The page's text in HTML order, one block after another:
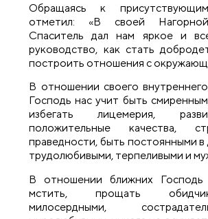
Обращаясь к
отметил: «В своей
Спаситель дал нам яркое и
руководство, как стать
построить отношения с
В отношении своего
Господь нас учит быть
избегать лицемерия,
положительные качества,
праведности, быть постоянными в
трудолюбивыми, терпеливыми и
В отношении ближних
мстить, прощать
милосердными,